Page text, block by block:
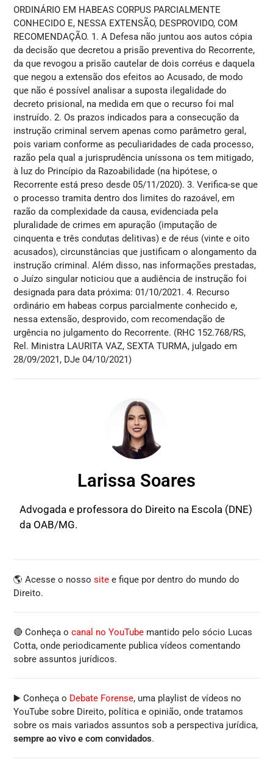
ORDINÁRIO EM HABEAS CORPUS PARCIALMENTE
CONHECIDO E, NESSA EXTENSÃO, DESPROVIDO, COM
RECOMENDAÇÃO. 1. A Defesa não juntou aos autos cópia
da decisão que decretou a prisão preventiva do Recorrente,
da que revogou a prisão cautelar de dois corréus e daquela
que negou a extensão dos efeitos ao Acusado, de modo
que não é possível analisar a suposta ilegalidade do
decreto prisional, na medida em que o recurso foi mal
instruído. 2. Os prazos indicados para a consecução da
instrução criminal servem apenas como parâmetro geral,
pois variam conforme as peculiaridades de cada processo,
razão pela qual a jurisprudência uníssona os tem mitigado,
à luz do Princípio da Razoabilidade (na hipótese, o
Recorrente está preso desde 05/11/2020). 3. Verifica-se que
o processo tramita dentro dos limites do razoável, em
razão da complexidade da causa, evidenciada pela
pluralidade de crimes em apuração (imputação de
cinquenta e três condutas delitivas) e de réus (vinte e oito
acusados), circunstâncias que justificam o alongamento da
instrução criminal. Além disso, nas informações prestadas,
o Juízo singular noticiou que a audiência de instrução foi
designada para data próxima: 01/10/2021. 4. Recurso
ordinário em habeas corpus parcialmente conhecido e,
nessa extensão, desprovido, com recomendação de
urgência no julgamento do Recorrente. (RHC 152.768/RS,
Rel. Ministra LAURITA VAZ, SEXTA TURMA, julgado em
28/09/2021, DJe 04/10/2021)
Larissa Soares
Advogada e professora do Direito na Escola (DNE)
da OAB/MG.
🌎 Acesse o nossosite e fique por dentro do mundo do
Direito.
🔴 Conheça ocanal no YouTube mantido pelo sócio Lucas
Cotta, onde periodicamente publica vídeos comentando
sobre assuntos jurídicos.
▶️ Conheça o Debate Forense, uma playlist de vídeos no
YouTube sobre Direito, política e opinião, onde tratamos
sobre os mais variados assuntos sob a perspectiva jurídica,
sempre ao vivo e com convidados.